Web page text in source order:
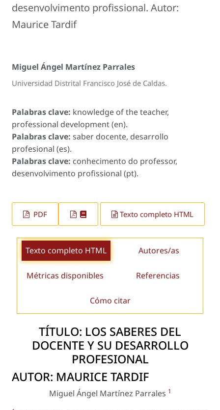
desenvolvimento profissional. Autor:
Maurice Tardif
Miguel Ángel Martínez Parrales
Universidad Distrital Francisco José de Caldas.
Palabras clave: knowledge of the teacher,
professional development (en).
Palabras clave: saber docente, desarrollo
profesional (es).
Palabras clave: conhecimento do professor,
desenvolvimento profissional (pt).
PDF Texto completo HTML
Texto completo HTML Autores/as
Métricas disponibles Referencias
Cómo citar
TÍTULO: LOS SABERES DEL
DOCENTE Y SU DESARROLLO
PROFESIONAL
AUTOR: MAURICE TARDIF
Miguel Ángel Martínez Parrales 1